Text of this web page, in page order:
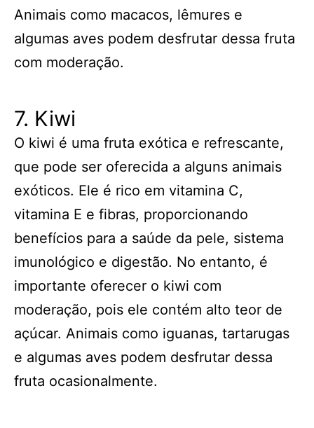
Animais como macacos, lêmures e
algumas aves podem desfrutar dessa fruta
com moderação.
7. Kiwi
O kiwi é uma fruta exótica e refrescante,
que pode ser oferecida a alguns animais
exóticos. Ele é rico em vitamina C,
vitamina E e fibras, proporcionando
benefícios para a saúde da pele, sistema
imunológico e digestão. No entanto, é
importante oferecer o kiwi com
moderação, pois ele contém alto teor de
açúcar. Animais como iguanas, tartarugas
e algumas aves podem desfrutar dessa
fruta ocasionalmente.